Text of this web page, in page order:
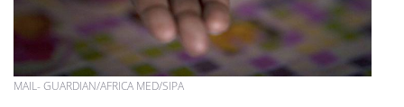
MAIL- GUARDIAN/AFRICA MED/SIPA